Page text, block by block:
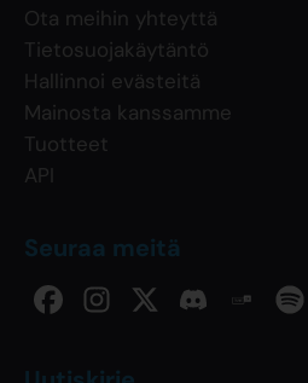
Ota meihin yhteyttä
Tietosuojakäytäntö
Hallinnoi evästeitä
Mainosta kanssamme
Tuotteet
API
Seuraa meitä